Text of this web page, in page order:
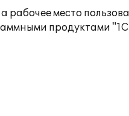
рабочее место
продуктами